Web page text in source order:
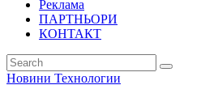
Реклама
ПАРТНЬОРИ
КОНТАКТ
Новини Технологии